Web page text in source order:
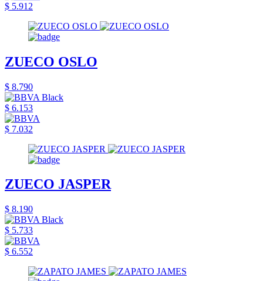
$ 5.912
ZUECO OSLO
$ 8.790
$ 6.153
$ 7.032
ZUECO JASPER
$ 8.190
$ 5.733
$ 6.552